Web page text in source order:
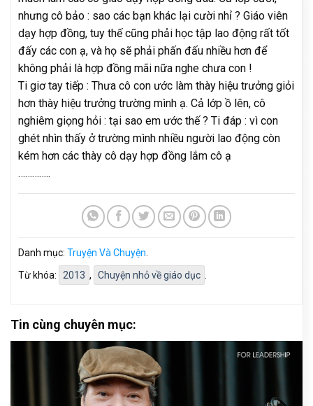
nhưng cô bảo : sao các bạn khác lại cười nhỉ ? Giáo viên
dạy hợp đồng, tuy thế cũng phải học tập lao động rất tốt
đấy các con ạ, và họ sẽ phải phấn đấu nhiều hơn để
không phải là hợp đồng mãi nữa nghe chưa con !
Ti giơ tay tiếp : Thưa cô con ước làm thày hiệu trưởng giỏi
hơn thày hiệu trưởng trường mình ạ. Cả lớp ồ lên, cô
nghiêm giọng hỏi : tại sao em ước thế ? Ti đáp : vì con
ghét nhìn thấy ở trường mình nhiều người lao động còn
kém hơn các thày cô dạy hợp đồng lắm cô ạ
…………..
Danh mục: Truyện Và Chuyện
Từ khóa:
2013 , Chuyện nhỏ về giáo dục
Tin cùng chuyên mục: